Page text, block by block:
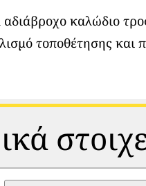
αδιάβροχο καλώδιο
τοποθέτησης και